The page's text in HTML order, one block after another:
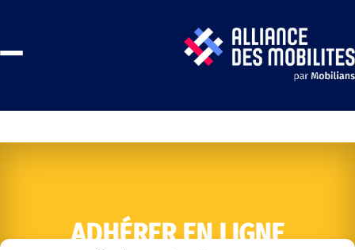
ADHÉRER EN LIGNE